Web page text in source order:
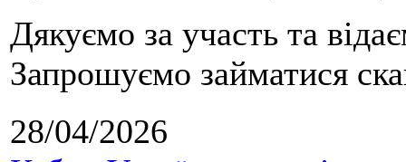
Дякуємо за участь та
Запрошуємо займатися
28/04/2026